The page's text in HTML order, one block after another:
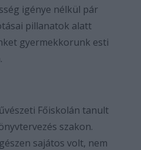
igénye nélkül pár
pillanatok alatt
gyermekkorunk esti
Főiskolán tanult
szakon.
sajátos volt, nem